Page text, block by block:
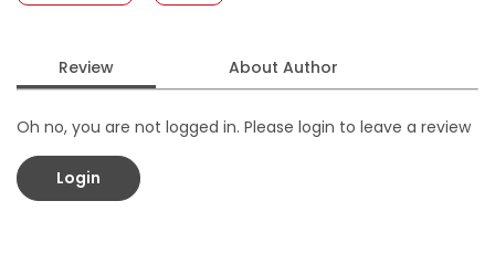
Review About Author
Oh no, you are not logged in. Please login to leave a review
Login